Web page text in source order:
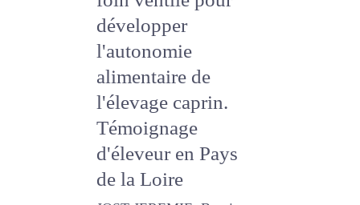
foin ventilé pour
développer
l'autonomie
alimentaire de
l'élevage caprin.
Témoignage
d'éleveur en Pays
de la Loire